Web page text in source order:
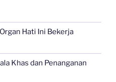
Hati Ini Bekerja
Khas dan Penanganan